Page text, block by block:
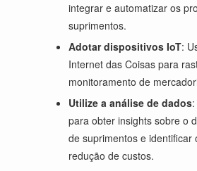
integrar e automatizar os
suprimentos.
Adotar dispositivos IoT:
Internet das Coisas para
monitoramento de
Utilize a análise de dados
para obter insights sobre o
de suprimentos e identificar
redução de custos.